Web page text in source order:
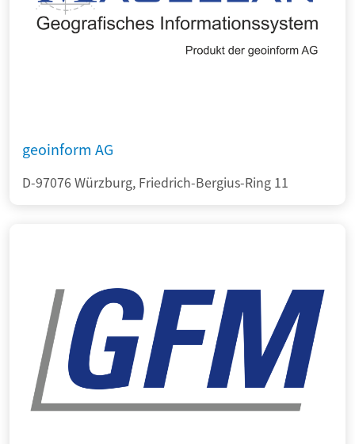
geoinform AG
D-97076 Würzburg, Friedrich-Bergius-Ring 11